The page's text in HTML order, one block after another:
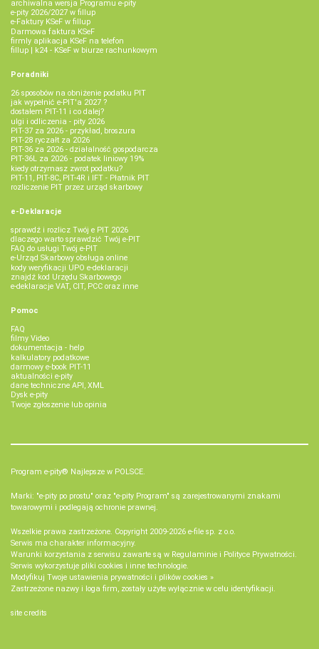
archiwalna wersja Programu e-pity
e-pity 2026/2027 w fillup
e‑Faktury KSeF w fillup
Darmowa faktura KSeF
firmly aplikacja KSeF na telefon
fillup | k24 - KSeF w biurze rachunkowym
Poradniki
26 sposobów na obniżenie podatku PIT
jak wypełnić e-PIT'a 2027 ?
dostałem PIT-11 i co dalej?
ulgi i odliczenia - pity 2026
PIT-37 za 2026 - przykład, broszura
PIT-28 ryczałt za 2026
PIT-36 za 2026 - działalność gospodarcza
PIT-36L za 2026 - podatek liniowy 19%
kiedy otrzymasz zwrot podatku?
PIT-11, PIT-8C, PIT-4R i IFT - Płatnik PIT
rozliczenie PIT przez urząd skarbowy
e-Deklaracje
sprawdź i rozlicz Twój e PIT 2026
dlaczego warto sprawdzić Twój e-PIT
FAQ do usługi Twój e-PIT
e-Urząd Skarbowy obsługa online
kody weryfikacji UPO e-deklaracji
znajdź kod Urzędu Skarbowego
e-deklaracje VAT, CIT, PCC oraz inne
Pomoc
FAQ
filmy Video
dokumentacja - help
kalkulatory podatkowe
darmowy e-book PIT-11
aktualności e-pity
dane techniczne API, XML
Dysk e-pity
Twoje zgłoszenie lub opinia
Program e-pity® Najlepsze w POLSCE.
Marki: "e-pity po prostu" oraz "e-pity Program" są zarejestrowanymi znakami
towarowymi i podlegają ochronie prawnej.
Wszelkie prawa zastrzeżone. Copyright 2009-2026 e-file sp. z o.o.
Serwis ma charakter informacyjny.
Warunki korzystania z serwisu zawarte są w Regulaminie i Polityce Prywatności
Serwis wykorzystuje pliki cookies i inne technologie
Modyfikuj Twoje ustawienia prywatności i plików cookies »
Zastrzeżone nazwy i loga firm, zostały użyte wyłącznie w celu identyfikacji.
site credits